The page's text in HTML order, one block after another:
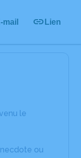
mail Lien
le
ou